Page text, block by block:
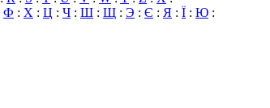
Ф : Х : Ц : Ч : Ш : Щ : Э : Є : Я : Ї : Ю :